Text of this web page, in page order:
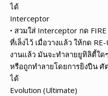
ได้
Interceptor
• สวมใส่ Interceptor กด
ที่เล็งไว้ ​​เมื่อวางแล้ว ให้กด
งานแล้ว มันจะทำลายยูทิลิตี้ใ
หรือถูกทำลายโดยการยิงปืน
ได้
Evolution (Ultimate)